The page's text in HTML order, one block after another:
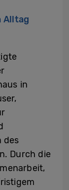
Alltag
in
des
Durch die